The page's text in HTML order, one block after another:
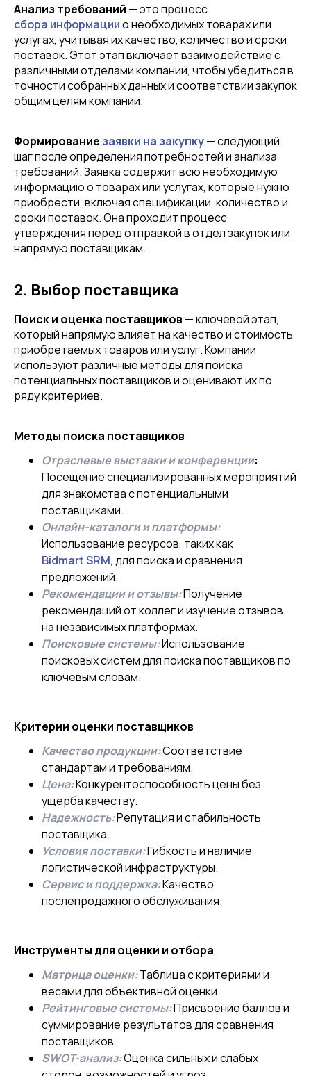
Анализ требований — это процесс
сбора информациио необходимых товарах или
услугах, учитывая их качество, количество и сроки
поставок. Этот этап включает взаимодействие с
различными отделами компании, чтобы убедиться в
точности собранных данных и соответствии закупок
общим целям компании.
Формирование заявки на закупку— следующий
шаг после определения потребностей и анализа
требований. Заявка содержит всю необходимую
информацию о товарах или услугах, которые нужно
приобрести, включая спецификации, количество и
сроки поставок. Она проходит процесс
утверждения перед отправкой в отдел закупок или
напрямую поставщикам.
2. Выбор поставщика
Поиск и оценка поставщиков — ключевой этап,
который напрямую влияет на качество и стоимость
приобретаемых товаров или услуг. Компании
используют различные методы для поиска
потенциальных поставщиков и оценивают их по
ряду критериев.
Методы поиска поставщиков
Отраслевые выставки и конференции:
Посещение специализированных мероприятий
для знакомства с потенциальными
поставщиками.
Онлайн-каталоги и платформы:
Использование ресурсов, таких как
Bidmart SRM, для поиска и сравнения
предложений.
Рекомендации и отзывы:Получение
рекомендаций от коллег и изучение отзывов
на независимых платформах.
Поисковые системы:Использование
поисковых систем для поиска поставщиков по
ключевым словам.
Критерии оценки поставщиков
Качество продукции:Соответствие
стандартам и требованиям.
Цена:Конкурентоспособность цены без
ущерба качеству.
Надежность:Репутация и стабильность
поставщика.
Условия поставки:Гибкость и наличие
логистической инфраструктуры.
Сервис и поддержка:Качество
послепродажного обслуживания.
Инструменты для оценки и отбора
Матрица оценки:Таблица с критериями и
весами для объективной оценки.
Рейтинговые системы:Присвоение баллов и
суммирование результатов для сравнения
поставщиков.
SWOT-анализ:Оценка сильных и слабых